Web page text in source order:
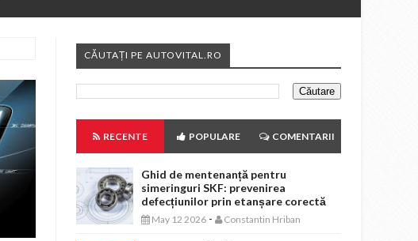
CĂUTAȚI PE AUTOVITAL.RO
RECENTE POPULARE COMENTARII
Ghid de mentenanță pentru
simeringuri SKF: prevenirea
defecțiunilor prin etanșare corectă
May 12 2026 - Constantin Hriban